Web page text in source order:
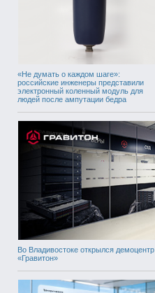
«Не думать о каждом шаге»:
российские инженеры представили
электронный коленный модуль для
людей после ампутации бедра
Во Владивостоке открылся демоцентр
«Гравитон»